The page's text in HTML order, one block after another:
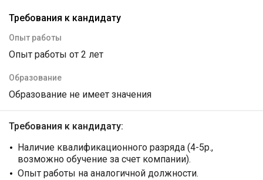
Требования к кандидату
Опыт работы
Опыт работы от 2 лет
Образование
Образование не имеет значения
Требования к кандидату:
Наличие квалификационного разряда (4-5р.,
возможно обучение за счет компании).
Опыт работы на аналогичной должности.